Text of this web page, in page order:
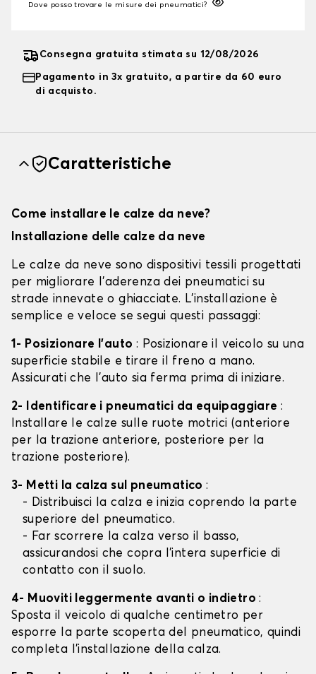
Dove posso trovare le misure dei pneumatici?
Consegna gratuita stimata su 12/08/2026
Pagamento in 3x gratuito, a partire da 60 euro
di acquisto.
Caratteristiche
Come installare le calze da neve?
Installazione delle calze da neve
Le calze da neve sono dispositivi tessili progettati
per migliorare l'aderenza dei pneumatici su
strade innevate o ghiacciate. L'installazione è
semplice e veloce se segui questi passaggi:
1- Posizionare l'auto : Posizionare il veicolo su una
superficie stabile e tirare il freno a mano.
Assicurati che l'auto sia ferma prima di iniziare.
2- Identificare i pneumatici da equipaggiare :
Installare le calze sulle ruote motrici (anteriore
per la trazione anteriore, posteriore per la
trazione posteriore).
3- Metti la calza sul pneumatico:
- Distribuisci la calza e inizia coprendo la parte
superiore del pneumatico.
- Far scorrere la calza verso il basso,
assicurandosi che copra l'intera superficie di
contatto con il suolo.
4- Muoviti leggermente avanti o indietro:
Sposta il veicolo di qualche centimetro per
esporre la parte scoperta del pneumatico, quindi
completa l'installazione della calza.